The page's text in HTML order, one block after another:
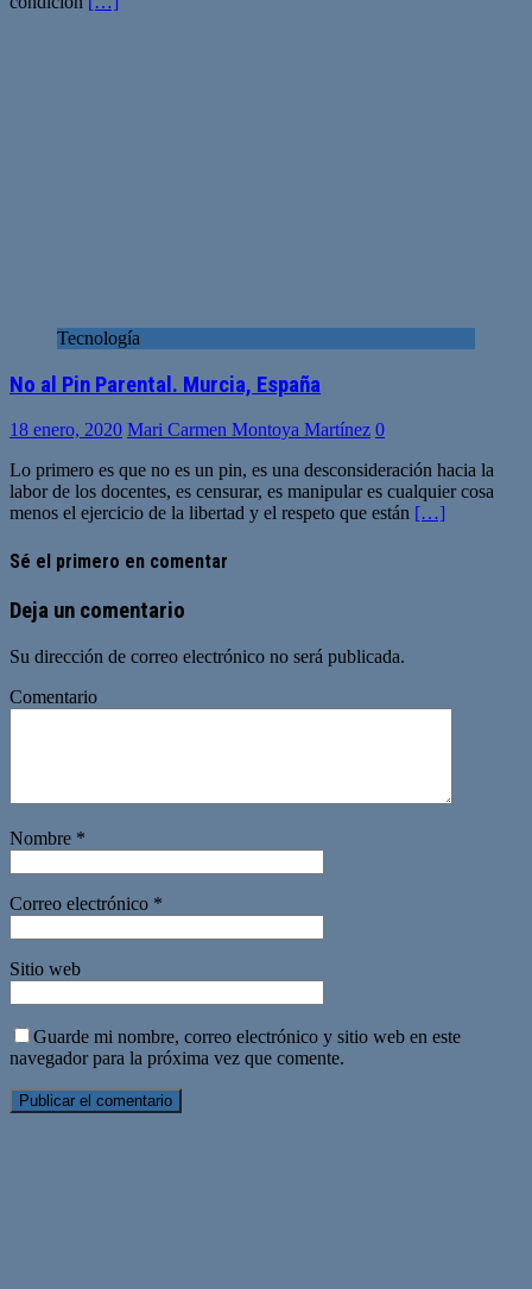
Tecnología
No al Pin Parental. Murcia, España
18 enero, 2020 Mari Carmen Montoya Martínez 0
Lo primero es que no es un pin, es una desconsideración hacia la
labor de los docentes, es censurar, es manipular es cualquier cosa
menos el ejercicio de la libertad y el respeto que están […]
Sé el primero en comentar
Deja un comentario
Su dirección de correo electrónico no será publicada.
Comentario
Nombre *
Correo electrónico *
Sitio web
Guarde mi nombre, correo electrónico y sitio web en este
navegador para la próxima vez que comente.